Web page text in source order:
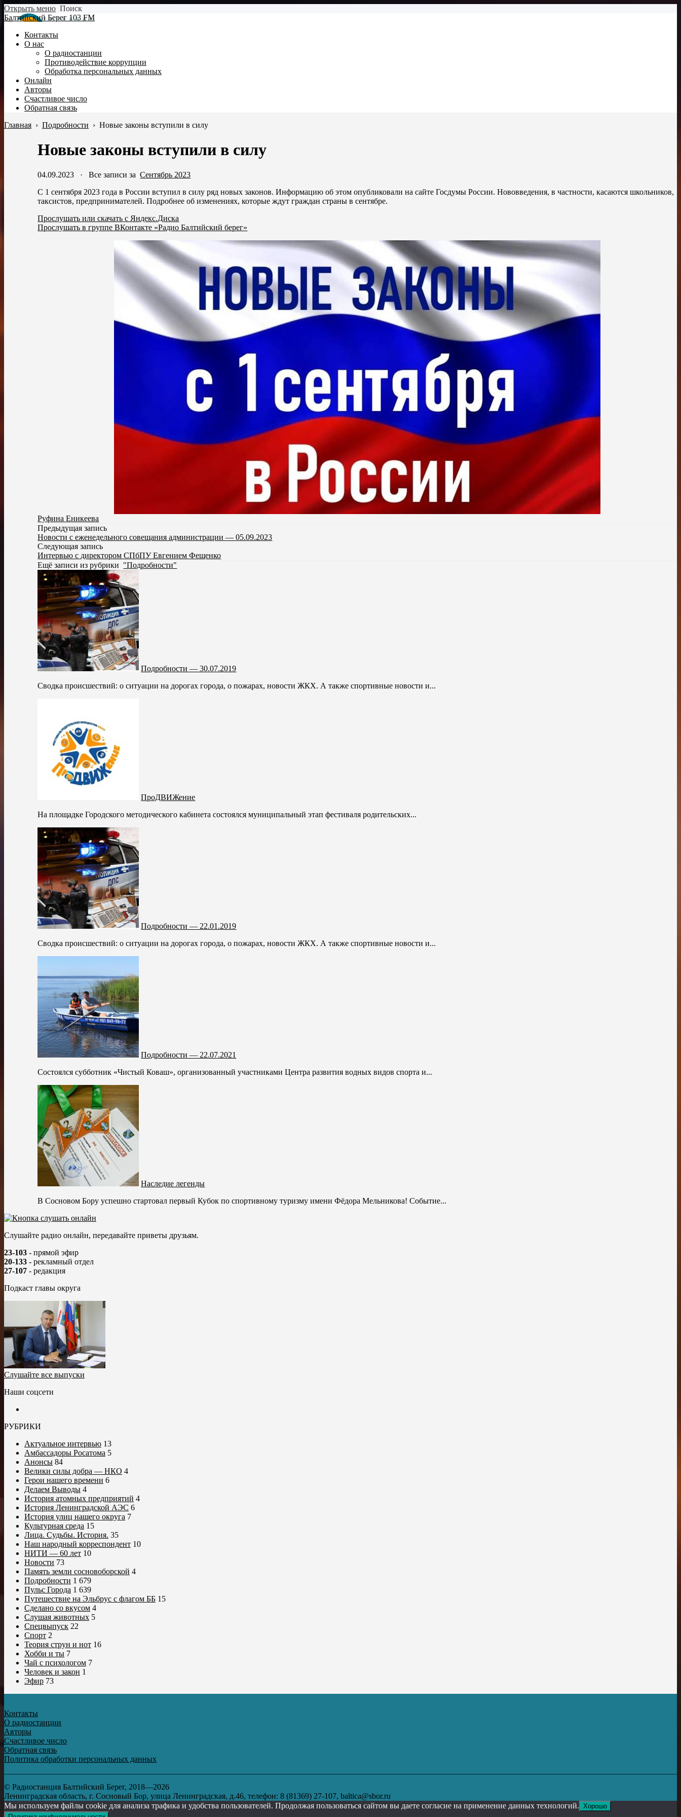
Открыть меню Поиск
Балтийский Берег 103 FM
Контакты
О нас
О радиостанции
Противодействие коррупции
Обработка персональных данных
Онлайн
Авторы
Счастливое число
Обратная связь
Главная › Подробности › Новые законы вступили в силу
Новые законы вступили в силу
04.09.2023 ·Все записи заСентябрь 2023
С 1 сентября 2023 года в России вступил в силу ряд новых законов. Информацию об этом опубликовали на сайте Госдумы России. Нововведения, в частности, касаются школьников,
таксистов, предпринимателей. Подробнее об изменениях, которые ждут граждан страны в сентябре.
Прослушать или скачать с Яндекс.Диска
Прослушать в группе ВКонтакте «Радио Балтийский берег»
Руфина Еникеева
Предыдущая запись
Новости с еженедельного совещания администрации — 05.09.2023
Следующая запись
Интервью с директором СПбПУ Евгением Фещенко
Ещё записи из рубрики "Подробности"
Подробности — 30.07.2019
Сводка происшествий: о ситуации на дорогах города, о пожарах, новости ЖКХ. А также спортивные новости и...
ПроДВИЖение
На площадке Городского методического кабинета состоялся муниципальный этап фестиваля родительских...
Подробности — 22.01.2019
Сводка происшествий: о ситуации на дорогах города, о пожарах, новости ЖКХ. А также спортивные новости и...
Подробности — 22.07.2021
Состоялся субботник «Чистый Коваш», организованный участниками Центра развития водных видов спорта и...
Наследие легенды
В Сосновом Бору успешно стартовал первый Кубок по спортивному туризму имени Фёдора Мельникова! Событие...
Слушайте радио онлайн, передавайте приветы друзьям.
23-103 - прямой эфир
20-133 - рекламный отдел
27-107 - редакция
Подкаст главы округа
Слушайте все выпуски
Наши соцсети
РУБРИКИ
Актуальное интервью 13
Амбассадоры Росатома 5
Анонсы 84
Велики силы добра — НКО 4
Герои нашего времени 6
Делаем Выводы 4
История атомных предприятий 4
История Ленинградской АЭС 6
История улиц нашего округа 7
Культурная среда 15
Лица. Судьбы. История. 35
Наш народный корреспондент 10
НИТИ — 60 лет 10
Новости 73
Память земли сосновоборской 4
Подробности 1 679
Пульс Города 1 639
Путешествие на Эльбрус с флагом ББ 15
Сделано со вкусом 4
Слушая животных 5
Спецвыпуск 22
Спорт 2
Теория струн и нот 16
Хобби и ты 7
Чай с психологом 7
Человек и закон 1
Эфир 73
Контакты
О радиостанции
Авторы
Счастливое число
Обратная связь
Политика обработки персональных данных
© Радиостанция Балтийский Берег, 2018—2026
Ленинградская область, г. Сосновый Бор, улица Ленинградская, д.46, телефон: 8 (81369) 27-107, baltica@sbor.ru
Мы используем файлы cookie для анализа трафика и удобства пользователей. Продолжая пользоваться сайтом вы даете согласие на применение данных технологий. Хорошо